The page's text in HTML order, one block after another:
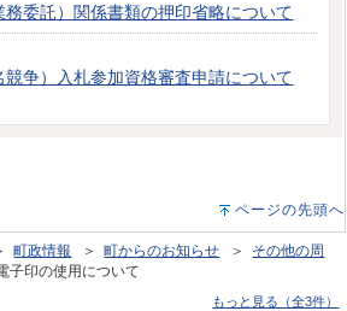
委託）関係書類の押印省略について
争）入札参加資格審査申請について
ページの先頭へ
町政情報 ＞町からのお知らせ ＞ その他の周
子印の使用について
もっと見る（全3件）